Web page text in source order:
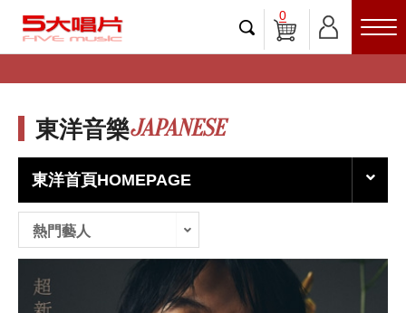
0
東洋音樂JAPANESE
東洋首頁HOMEPAGE
熱門藝人